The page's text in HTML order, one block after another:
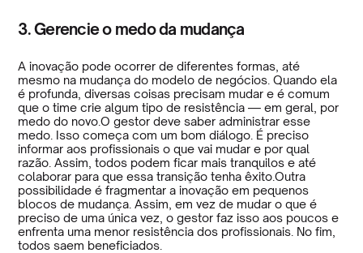
3. Gerencie o medo da mudança
A inovação pode ocorrer de diferentes formas, até
mesmo na mudança do modelo de negócios. Quando ela
é profunda, diversas coisas precisam mudar e é comum
que o time crie algum tipo de resistência — em geral, por
medo do novo.O gestor deve saber administrar esse
medo. Isso começa com um bom diálogo. É preciso
informar aos profissionais o que vai mudar e por qual
razão. Assim, todos podem ficar mais tranquilos e até
colaborar para que essa transição tenha êxito.Outra
possibilidade é fragmentar a inovação em pequenos
blocos de mudança. Assim, em vez de mudar o que é
preciso de uma única vez, o gestor faz isso aos poucos e
enfrenta uma menor resistência dos profissionais. No fim,
todos saem beneficiados.